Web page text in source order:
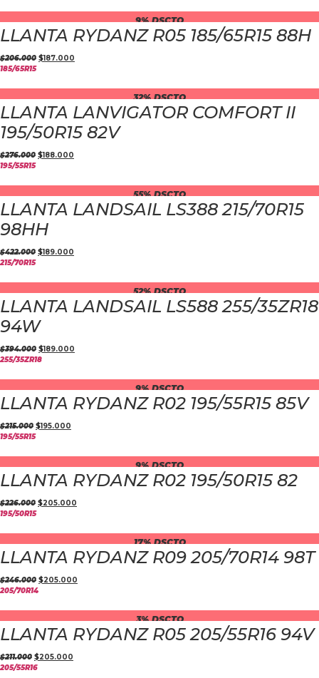
9% DSCTO
LLANTA RYDANZ R05 185/65R15 88H
$206.000 $187.000
185/65R15
32% DSCTO
LLANTA LANVIGATOR COMFORT II
195/50R15 82V
$276.000 $188.000
195/55R15
55% DSCTO
LLANTA LANDSAIL LS388 215/70R15
98HH
$422.000 $189.000
215/70R15
52% DSCTO
LLANTA LANDSAIL LS588 255/35ZR18
94W
$394.000 $189.000
255/35ZR18
9% DSCTO
LLANTA RYDANZ R02 195/55R15 85V
$215.000 $195.000
195/55R15
9% DSCTO
LLANTA RYDANZ R02 195/50R15 82
$226.000 $205.000
195/50R15
17% DSCTO
LLANTA RYDANZ R09 205/70R14 98T
$246.000 $205.000
205/70R14
3% DSCTO
LLANTA RYDANZ R05 205/55R16 94V
$211.000 $205.000
205/55R16